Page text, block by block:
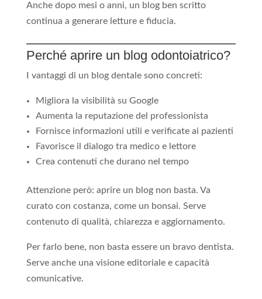
Anche dopo mesi o anni, un blog ben scritto
continua a generare letture e fiducia.
Perché aprire un blog odontoiatrico?
I vantaggi di un blog dentale sono concreti:
Migliora la visibilità su Google
Aumenta la reputazione del professionista
Fornisce informazioni utili e verificate ai pazienti
Favorisce il dialogo tra medico e lettore
Crea contenuti che durano nel tempo
Attenzione però: aprire un blog non basta. Va
curato con costanza, come un bonsai. Serve
contenuto di qualità, chiarezza e aggiornamento.
Per farlo bene, non basta essere un bravo dentista.
Serve anche una visione editoriale e capacità
comunicative.